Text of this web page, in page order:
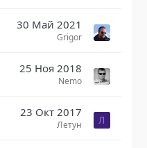
30 Май 2021
Grigor
25 Ноя 2018
Nemo
23 Окт 2017
Летун Л